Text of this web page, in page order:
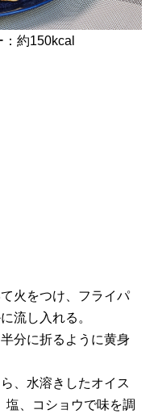
約150kcal
火をつけ、フライパ
流し入れる。
分に折るように黄身
、水溶きしたオイス
塩、コショウで味を調